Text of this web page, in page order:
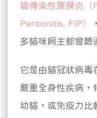
貓傳染性腹膜炎
Peritonitis, FIP）
多貓咪飼主都曾聽
它是由貓冠狀病毒
嚴重全身性疾病，
幼貓，或免疫力比